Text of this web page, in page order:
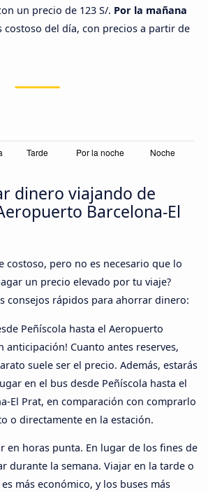
un precio de 123 S/. Por la mañana
costoso del día, con precios a partir de
dinero viajando de
Barcelona-El
costoso, pero no es necesario que lo
un precio elevado por tu viaje?
consejos rápidos para ahorrar dinero:
Peñíscola hasta el Aeropuerto
anticipación! Cuanto antes reserves,
suele ser el precio. Además, estarás
en el bus desde Peñíscola hasta el
El Prat, en comparación con comprarlo
o directamente en la estación.
en horas punta. En lugar de los fines de
durante la semana. Viajar en la tarde o
más económico, y los buses más